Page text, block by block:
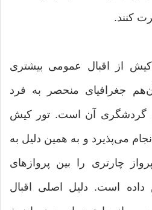
کنند.
کیش از اقبال عمومی بیشتری
جغرافیای منحصر به فرد
گردشگری آن است. تور کیش
می‌پذیرد و به همین دلیل به
چارتری را بین پروازهای
است. دلیل اصلی اقبال